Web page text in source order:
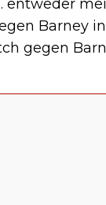
entweder
Barney
gegen